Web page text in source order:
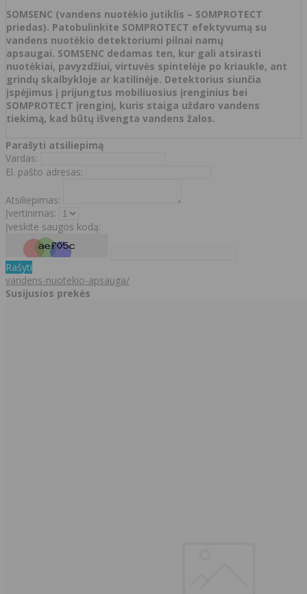
SOMSENC (vandens nuotėkio jutiklis – SOMPROTECT
priedas). Patobulinkite SOMPROTECT efektyvumą su
vandens nuotėkio detektoriumi pilnai namų
apsaugai. SOMSENC dedamas ten, kur gali atsirasti
nuotėkiai, pavyzdžiui, virtuvės spintelėje po kriaukle, ant
grindų skalbykloje ar katilinėje. Detektorius siunčia
įspėjimus į prijungtus mobiliuosius įrenginius bei
SOMPROTECT įrenginį, kuris staiga uždaro vandens
tiekimą, kad būtų išvengta vandens žalos.
Parašyti atsiliepimą
Vardas:
El. pašto adresas:
Atsiliepimas:
Įvertinimas:
Įveskite saugos kodą:
Rašyti
vandens-nuotekio-apsauga/
Susijusios prekės